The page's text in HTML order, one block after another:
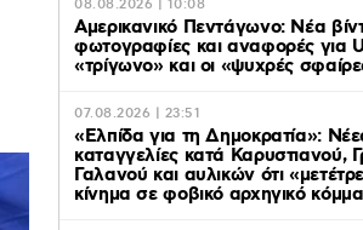
08.08.2026 | 10:08
Αμερικανικό Πεντάγωνο: Νέα
φωτογραφίες και αναφορές για
«τρίγωνο» και οι «ψυχρές
07.08.2026 | 23:51
«Ελπίδα για τη Δημοκρατία»:
καταγγελίες κατά Καρυστιανού,
Γαλανού και αυλικών ότι
κίνημα σε φοβικό αρχηγικό